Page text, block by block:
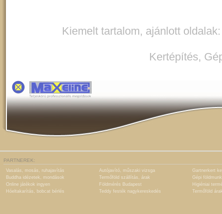
Kiemelt tartalom, ajánlott
Kertépítés,
PARTNEREK:
Vasalás, mosás, ruhajavítás Autójavító, műszaki vizsga
Gartnerkert
Buddha idézetek, mondások
Termőföld szállítás, árak
Gépi
Online játékok ingyen
Földmérés Budapest
Higiéniai
Hóeltakarítás, bobcat bérlés
Teddy festék nagykereskedés Termőföld